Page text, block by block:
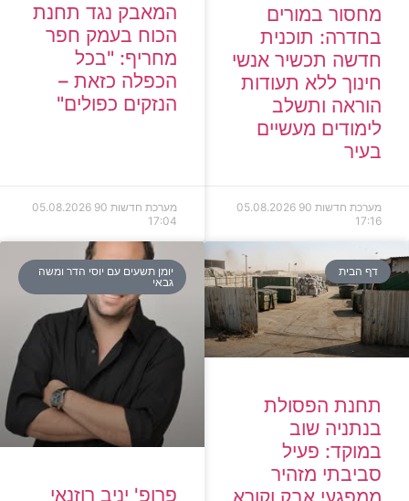
מחסור במורים
בחדרה: תוכנית
חדשה תכשיר אנשי
חינוך ללא תעודות
הוראה ותשלב
לימודים מעשיים
בעיר
מערכת חדשות 90
05.08.2026
17:16
המאבק נגד תחנת
הכוח בעמק חפר
מחריף: "בכל
הכפלה כזאת –
הנזקים כפולים"
מערכת חדשות 90
05.08.2026
17:04
דף הבית
תחנת הפסולת
בנתניה שוב
במוקד: פעיל
סביבתי מזהיר
יומן תשעים עם יוסי הדר ומשה
גבאי
פרופ' יניב רוזנאי